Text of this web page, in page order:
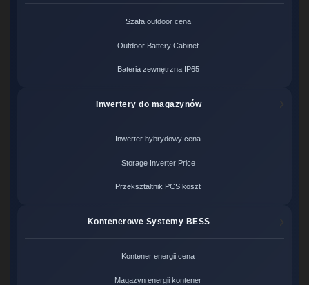
Szafa outdoor cena
Outdoor Battery Cabinet
Bateria zewnętrzna IP65
Inwertery do magazynów
Inwerter hybrydowy cena
Storage Inverter Price
Przekształtnik PCS koszt
Kontenerowe Systemy BESS
Kontener energii cena
Magazyn energii kontener